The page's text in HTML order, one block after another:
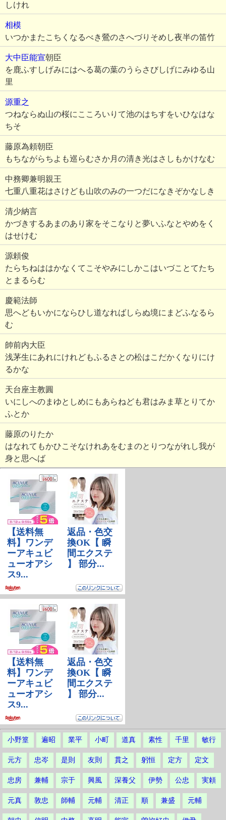
しけれ
相模
いつかまたこちくなるべき鶯のさへづりそめし夜半の笛竹
大中臣能宣朝臣
を鹿ふすしげみにはへる葛の葉のうらさびしげにみゆる山
里
源重之
つねならぬ山の桜にこころいりて池のはちすをいひなはな
ちそ
藤原為頼朝臣
もちながらちよも巡らむさか月の清き光はさしもかけなむ
中務卿兼明親王
七重八重花はさけども山吹のみの一つだになきぞかなしき
清少納言
かづきするあまのあり家をそこなりと夢いふなとやめをく
はせけむ
源頼俊
たらちねははかなくてこそやみにしかこはいづことてたち
とまるらむ
慶範法師
思へどもいかにならひし道なればしらぬ境にまどふなるら
む
帥前内大臣
浅茅生にあれにけれどもふるさとの松はこだかくなりにけ
るかな
天台座主教圓
いにしへのまゆとしめにもあらねども君はみま草とりてか
ふとか
藤原のりたか
はなれてもかひこそなけれあをむまのとりつながれし我が
身と思へば
小野篁 遍昭 業平 小町 道真 素性 千里 敏行
元方 忠岑 是則 友則 貫之 躬恒 定方 定文
忠房 兼輔 宗于 興風 深養父 伊勢 公忠 実頼
元真 敦忠 師輔 元輔 清正 順 兼盛 元輔